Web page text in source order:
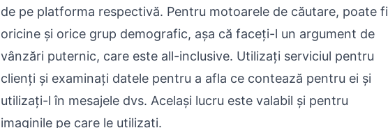
de pe platforma respectivă. Pentru motoarele de căutare, poate fi
oricine și orice grup demografic, așa că faceți-l un argument de
vânzări puternic, care este all-inclusive. Utilizați serviciul pentru
clienți și examinați datele pentru a afla ce contează pentru ei și
utilizați-l în mesajele dvs. Același lucru este valabil și pentru
imaginile pe care le utilizați.